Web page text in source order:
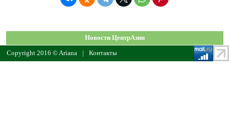
Новости ЦентрАзии
Copyright 2016 © Ariana
| Контакты